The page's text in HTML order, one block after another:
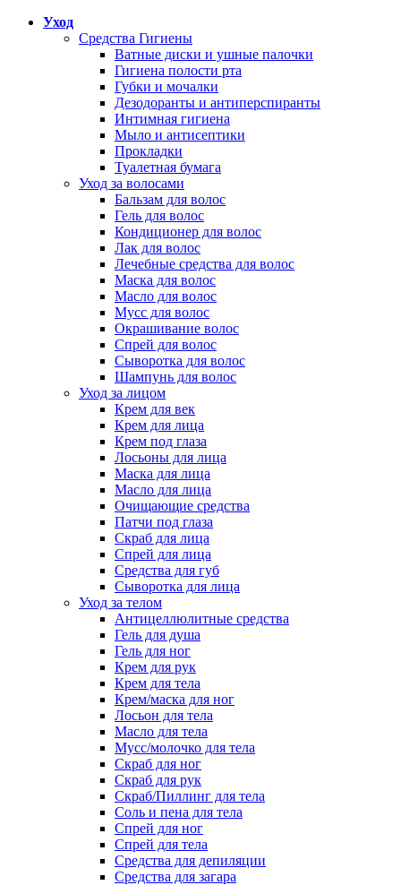
Уход
Средства Гигиены
Ватные диски и ушные палочки
Гигиена полости рта
Губки и мочалки
Дезодоранты и антиперспиранты
Интимная гигиена
Мыло и антисептики
Прокладки
Туалетная бумага
Уход за волосами
Бальзам для волос
Гель для волос
Кондиционер для волос
Лак для волос
Лечебные средства для волос
Маска для волос
Масло для волос
Мусс для волос
Окрашивание волос
Спрей для волос
Сыворотка для волос
Шампунь для волос
Уход за лицом
Крем для век
Крем для лица
Крем под глаза
Лосьоны для лица
Маска для лица
Масло для лица
Очищающие средства
Патчи под глаза
Скраб для лица
Спрей для лица
Средства для губ
Сыворотка для лица
Уход за телом
Антицеллюлитные средства
Гель для душа
Гель для ног
Крем для рук
Крем для тела
Крем/маска для ног
Лосьон для тела
Масло для тела
Мусс/молочко для тела
Скраб для ног
Скраб для рук
Скраб/Пиллинг для тела
Соль и пена для тела
Спрей для ног
Спрей для тела
Средства для депиляции
Средства для загара